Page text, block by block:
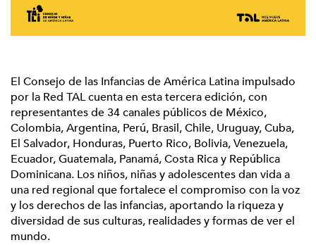
El Consejo de las Infancias de América Latina impulsado
por la Red TAL cuenta en esta tercera edición, con
representantes de 34 canales públicos de México,
Colombia, Argentina, Perú, Brasil, Chile, Uruguay, Cuba,
El Salvador, Honduras, Puerto Rico, Bolivia, Venezuela,
Ecuador, Guatemala, Panamá, Costa Rica y República
Dominicana. Los niños, niñas y adolescentes dan vida a
una red regional que fortalece el compromiso con la voz
y los derechos de las infancias, aportando la riqueza y
diversidad de sus culturas, realidades y formas de ver el
mundo.